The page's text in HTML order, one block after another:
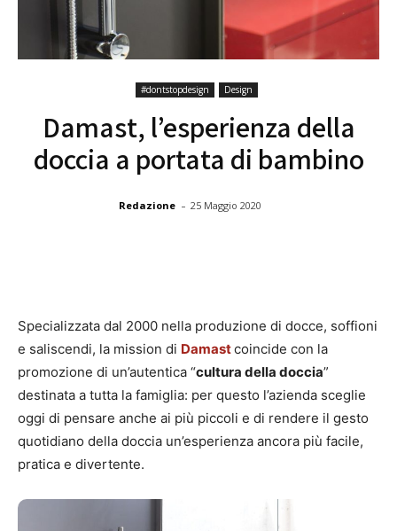
#dontstopdesign Design
Damast, l’esperienza della
doccia a portata di bambino
Redazione - 25 Maggio 2020
Specializzata dal 2000 nella produzione di docce, soffioni
e saliscendi, la mission di Damastcoincide con la
promozione di un’autentica “cultura della doccia”
destinata a tutta la famiglia: per questo l’azienda sceglie
oggi di pensare anche ai più piccoli e di rendere il gesto
quotidiano della doccia un’esperienza ancora più facile,
pratica e divertente.